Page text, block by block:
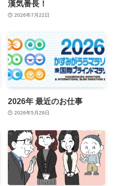
漢気番長！
2026年7月22日
2026年 最近のお仕事
2026年5月29日